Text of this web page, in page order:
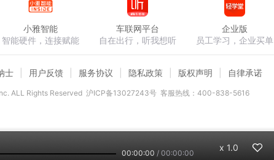
00:00:00 / 00:00:00
x 1.0
小雅智能
智能硬件，连接赋能
车联网平台
自在出行，听我想听
企业版
员工学习，企业买单
士 用户反馈 服务协议 隐私政策 版权声明 自律承诺
ALL Rights Reserved 沪ICP备13027243号 客服热线：400-838-5616